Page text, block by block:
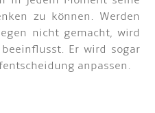
zu können. Werden
nicht gemacht, wird
Er wird sogar
anpassen.